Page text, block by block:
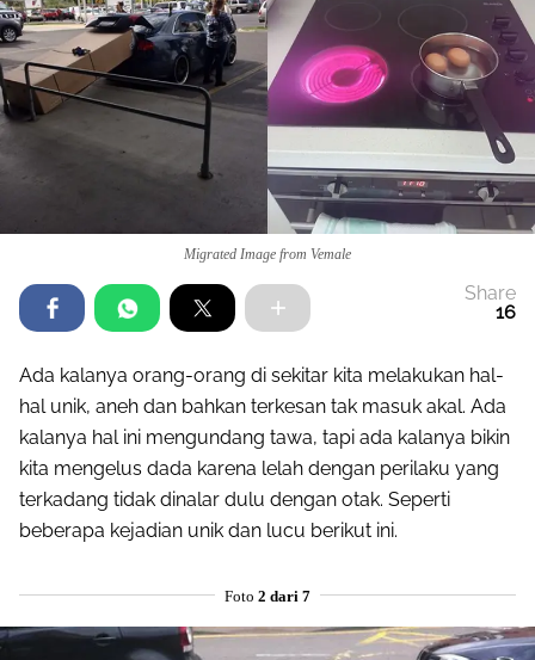
Migrated Image from Vemale
Share
16
Ada kalanya orang-orang di sekitar kita melakukan hal-
hal unik, aneh dan bahkan terkesan tak masuk akal. Ada
kalanya hal ini mengundang tawa, tapi ada kalanya bikin
kita mengelus dada karena lelah dengan perilaku yang
terkadang tidak dinalar dulu dengan otak. Seperti
beberapa kejadian unik dan lucu berikut ini.
Foto 2 dari 7